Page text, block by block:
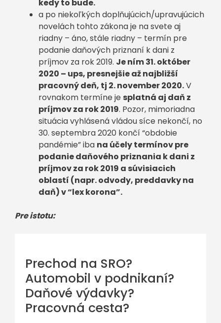
kedy to bude.
a po niekoľkých doplňujúcich/upravujúcich
novelách tohto zákona je na svete aj
riadny – áno, stále riadny – termín pre
podanie daňových priznaní k dani z
príjmov za rok 2019. Je ním 31. október
2020 – ups, presnejšie až najbližší
pracovný deň, tj 2. november 2020.V
rovnakom termíne je splatná aj daň z
príjmov za rok 2019. Pozor, mimoriadna
situácia vyhlásená vládou síce nekončí, no
30. septembra 2020 končí “obdobie
pandémie” iba na účely termínov pre
podanie daňového priznania k dani z
príjmov za rok 2019 a súvisiacich
oblastí (napr. odvody, preddavky na
daň) v “lex korona”.
Pre istotu:
Prechod na SRO?
Automobil v podnikaní?
Daňové výdavky?
Pracovná cesta?